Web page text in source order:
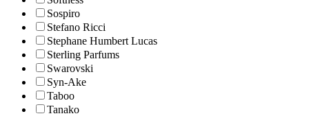
Sospiro
Stefano Ricci
Stephane Humbert Lucas
Sterling Parfums
Swarovski
Syn-Ake
Taboo
Tanako